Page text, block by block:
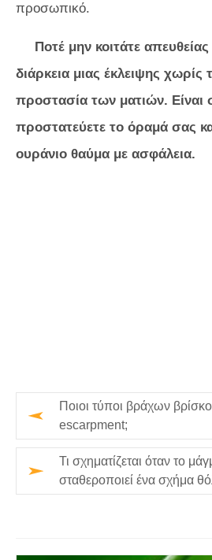
προσωπικό.
Ποτέ μην κοιτάτε
διάρκεια μιας έκλειψης χωρίς
προστασία των ματιών. Είναι
προστατεύετε το όραμά σας
ουράνιο θαύμα με ασφάλεια.
Ποιοι τύποι βράχων
escarpment;
Τι σχηματίζεται όταν το
σταθεροποιεί ένα σχήμα
ωθήσει το φλοιό προς τα